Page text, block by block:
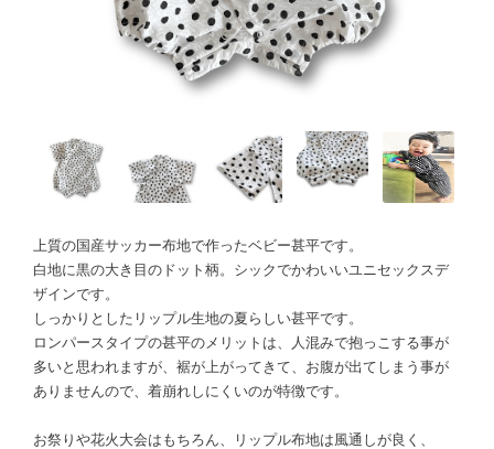
上質の国産サッカー布地で作ったベビー甚平です。
白地に黒の大き目のドット柄。シックでかわいいユニセックスデ
ザインです。
しっかりとしたリップル生地の夏らしい甚平です。
ロンパースタイプの甚平のメリットは、人混みで抱っこする事が
多いと思われますが、裾が上がってきて、お腹が出てしまう事が
ありませんので、着崩れしにくいのが特徴です。
お祭りや花火大会はもちろん、リップル布地は風通しが良く、